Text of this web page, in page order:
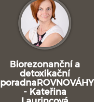
Biorezonanční a
detoxikační
poradnaROVNOVÁHY
- Kateřina